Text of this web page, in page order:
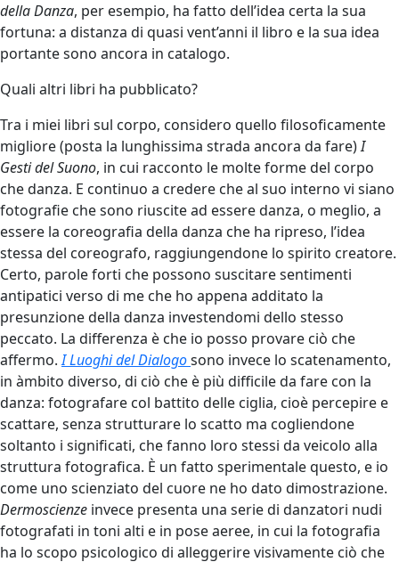
della Danza, per esempio, ha fatto dell’idea certa la sua
fortuna: a distanza di quasi vent’anni il libro e la sua idea
portante sono ancora in catalogo.
Quali altri libri ha pubblicato?
Tra i miei libri sul corpo, considero quello filosoficamente
migliore (posta la lunghissima strada ancora da fare)I
Gesti del Suono, in cui racconto le molte forme del corpo
che danza. E continuo a credere che al suo interno vi siano
fotografie che sono riuscite ad essere danza, o meglio, a
essere la coreografia della danza che ha ripreso, l’idea
stessa del coreografo, raggiungendone lo spirito creatore.
Certo, parole forti che possono suscitare sentimenti
antipatici verso di me che ho appena additato la
presunzione della danza investendomi dello stesso
peccato. La differenza è che io posso provare ciò che
affermo.I Luoghi del Dialogosono invece lo scatenamento,
in àmbito diverso, di ciò che è più difficile da fare con la
danza: fotografare col battito delle ciglia, cioè percepire e
scattare, senza strutturare lo scatto ma cogliendone
soltanto i significati, che fanno loro stessi da veicolo alla
struttura fotografica. È un fatto sperimentale questo, e io
come uno scienziato del cuore ne ho dato dimostrazione.
Dermoscienze invece presenta una serie di danzatori nudi
fotografati in toni alti e in pose aeree, in cui la fotografia
ha lo scopo psicologico di alleggerire visivamente ciò che